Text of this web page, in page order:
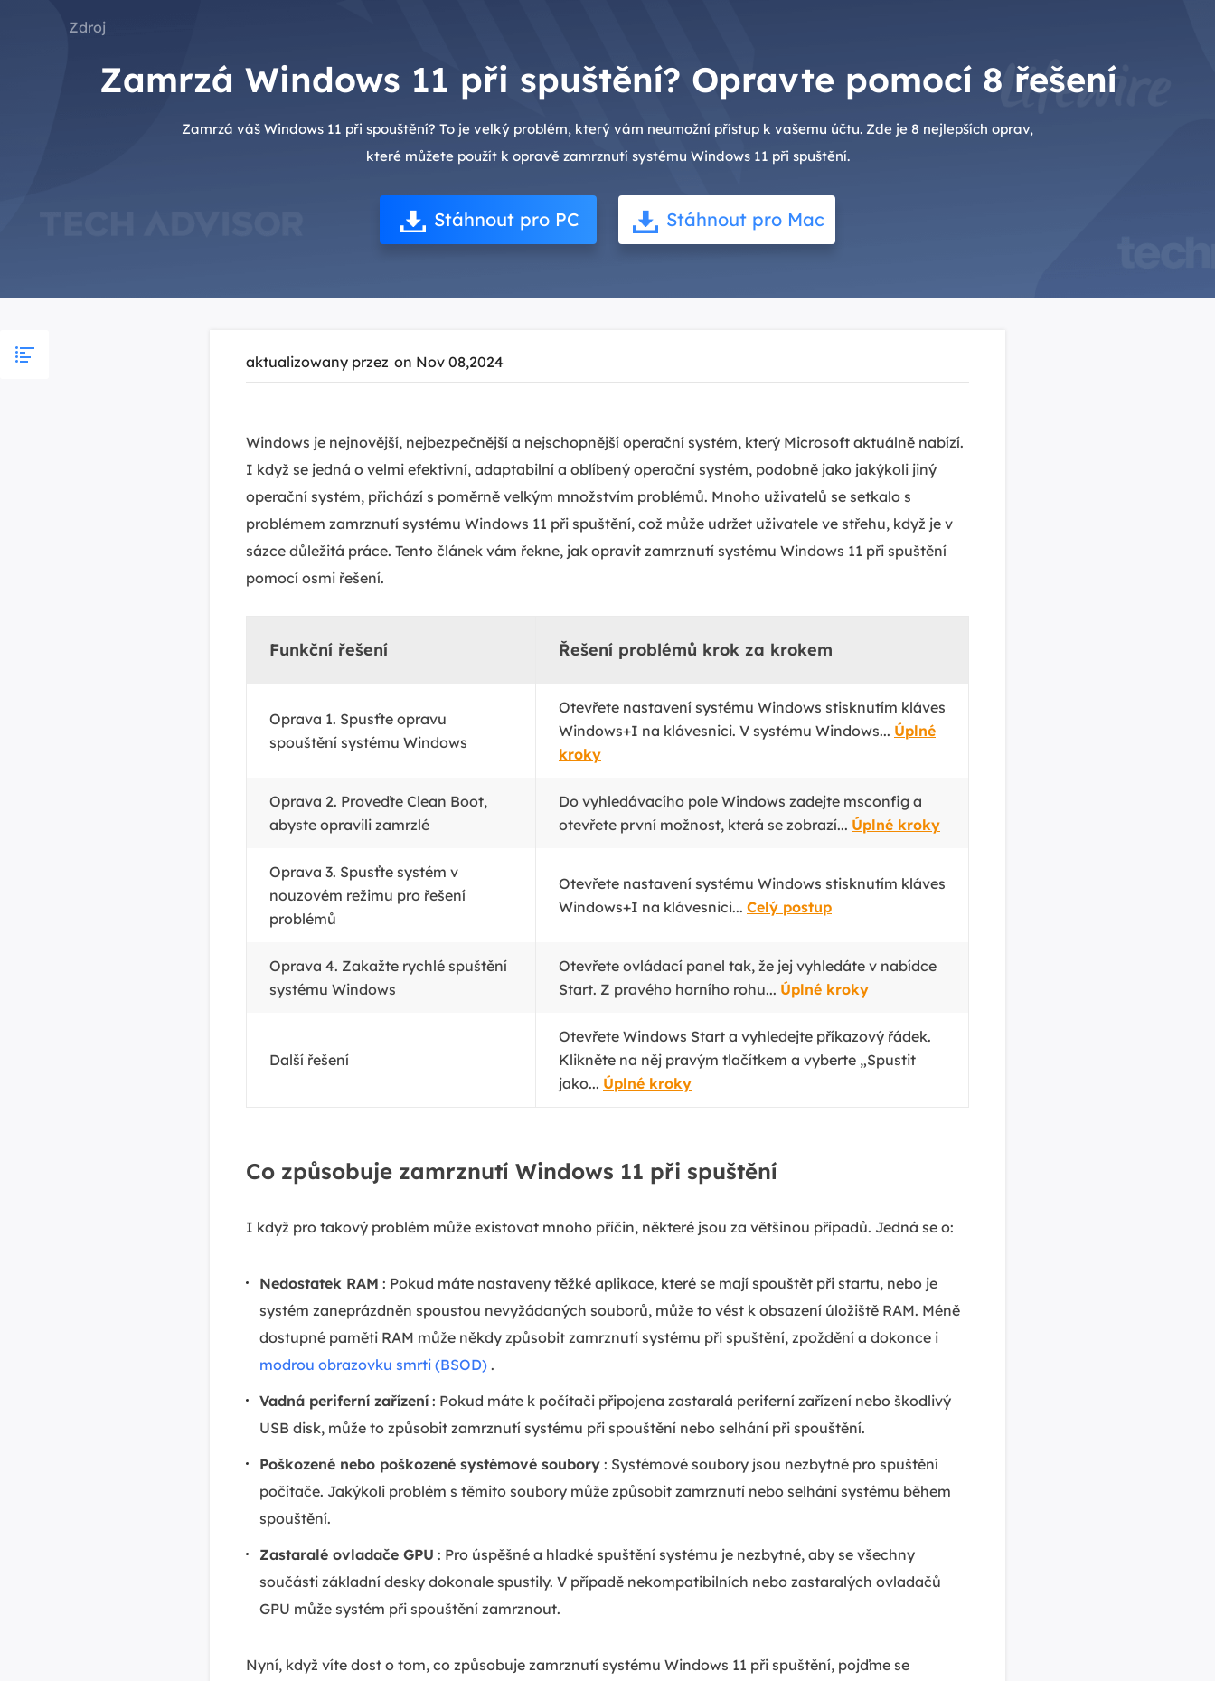
Zdroj
Zamrzá Windows 11 při spuštění? Opravte pomocí 8 řešení
Zamrzá váš Windows 11 při spouštění? To je velký problém, který vám neumožní přístup k vašemu účtu. Zde je 8 nejlepších oprav,
které můžete použít k opravě zamrznutí systému Windows 11 při spuštění.
Stáhnout pro PC Stáhnout pro Mac
aktualizowany przez on Nov 08,2024
Windows je nejnovější, nejbezpečnější a nejschopnější operační systém, který Microsoft aktuálně nabízí.
I když se jedná o velmi efektivní, adaptabilní a oblíbený operační systém, podobně jako jakýkoli jiný
operační systém, přichází s poměrně velkým množstvím problémů. Mnoho uživatelů se setkalo s
problémem zamrznutí systému Windows 11 při spuštění, což může udržet uživatele ve střehu, když je v
sázce důležitá práce. Tento článek vám řekne, jak opravit zamrznutí systému Windows 11 při spuštění
pomocí osmi řešení.
Funkční řešení Řešení problémů krok za krokem
Oprava 1. Spusťte opravu
spouštění systému Windows
Otevřete nastavení systému Windows stisknutím kláves
Windows+I na klávesnici. V systému Windows... Úplné
kroky
Oprava 2. Proveďte Clean Boot,
abyste opravili zamrzlé
Do vyhledávacího pole Windows zadejte msconfig a
otevřete první možnost, která se zobrazí... Úplné kroky
Oprava 3. Spusťte systém v
nouzovém režimu pro řešení
problémů
Otevřete nastavení systému Windows stisknutím kláves
Windows+I na klávesnici... Celý postup
Oprava 4. Zakažte rychlé spuštění
systému Windows
Otevřete ovládací panel tak, že jej vyhledáte v nabídce
Start. Z pravého horního rohu... Úplné kroky
Další řešení
Otevřete Windows Start a vyhledejte příkazový řádek.
Klikněte na něj pravým tlačítkem a vyberte „Spustit
jako... Úplné kroky
Co způsobuje zamrznutí Windows 11 při spuštění
I když pro takový problém může existovat mnoho příčin, některé jsou za většinou případů. Jedná se o:
Nedostatek RAM : Pokud máte nastaveny těžké aplikace, které se mají spouštět při startu, nebo je
systém zaneprázdněn spoustou nevyžádaných souborů, může to vést k obsazení úložiště RAM. Méně
dostupné paměti RAM může někdy způsobit zamrznutí systému při spuštění, zpoždění a dokonce i
modrou obrazovku smrti (BSOD) .
Vadná periferní zařízení : Pokud máte k počítači připojena zastaralá periferní zařízení nebo škodlivý
USB disk, může to způsobit zamrznutí systému při spouštění nebo selhání při spouštění.
Poškozené nebo poškozené systémové soubory : Systémové soubory jsou nezbytné pro spuštění
počítače. Jakýkoli problém s těmito soubory může způsobit zamrznutí nebo selhání systému během
spouštění.
Zastaralé ovladače GPU : Pro úspěšné a hladké spuštění systému je nezbytné, aby se všechny
součásti základní desky dokonale spustily. V případě nekompatibilních nebo zastaralých ovladačů
GPU může systém při spouštění zamrznout.
Nyní, když víte dost o tom, co způsobuje zamrznutí systému Windows 11 při spuštění, pojďme se